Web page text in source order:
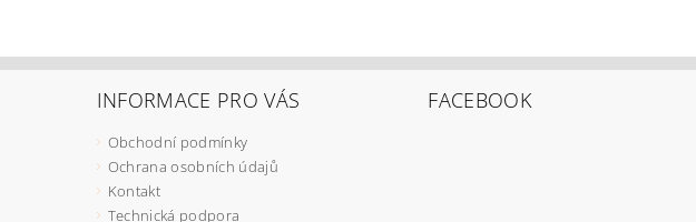
INFORMACE PRO VÁS
Obchodní podmínky
Ochrana osobních údajů
Kontakt
Technická podpora
FACEBOOK